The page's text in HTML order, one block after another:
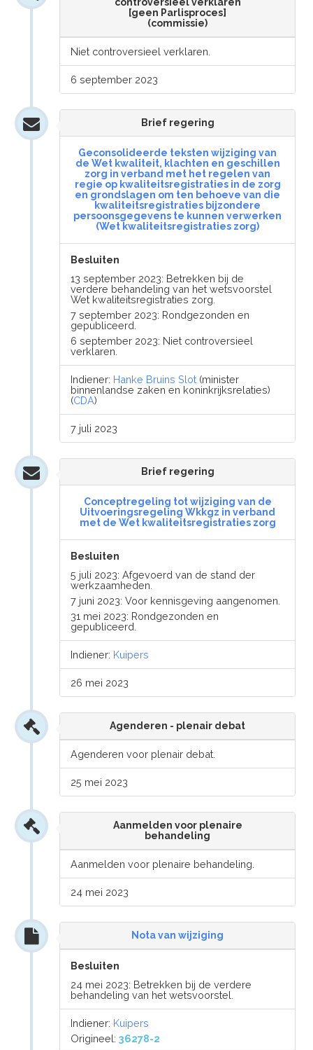
[geen Parlisproces]
(commissie)
Niet controversieel verklaren.
6 september 2023
Brief regering
Geconsolideerde teksten wijziging van
de Wet kwaliteit, klachten en geschillen
zorg in verband met het regelen van
regie op kwaliteitsregistraties in de zorg
en grondslagen om ten behoeve van die
kwaliteitsregistraties bijzondere
persoonsgegevens te kunnen verwerken
(Wet kwaliteitsregistraties zorg)
Besluiten
13 september 2023: Betrekken bij de
verdere behandeling van het wetsvoorstel
Wet kwaliteitsregistraties zorg.
7 september 2023: Rondgezonden en
gepubliceerd.
6 september 2023: Niet controversieel
verklaren.
Indiener: Hanke Bruins Slot (minister
binnenlandse zaken en koninkrijksrelaties)
(CDA)
7 juli 2023
Brief regering
Conceptregeling tot wijziging van de
Uitvoeringsregeling Wkkgz in verband
met de Wet kwaliteitsregistraties zorg
Besluiten
5 juli 2023: Afgevoerd van de stand der
werkzaamheden.
7 juni 2023: Voor kennisgeving aangenomen.
31 mei 2023: Rondgezonden en
gepubliceerd.
Indiener: Kuipers
26 mei 2023
Agenderen - plenair debat
Agenderen voor plenair debat.
25 mei 2023
Aanmelden voor plenaire
behandeling
Aanmelden voor plenaire behandeling.
24 mei 2023
Nota van wijziging
Besluiten
24 mei 2023: Betrekken bij de verdere
behandeling van het wetsvoorstel.
Indiener: Kuipers
Origineel:36278-2